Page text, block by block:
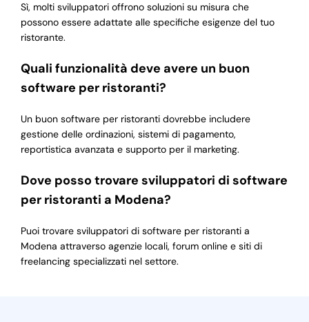
Sì, molti sviluppatori offrono soluzioni su misura che
possono essere adattate alle specifiche esigenze del tuo
ristorante.
Quali funzionalità deve avere un buon
software per ristoranti?
Un buon software per ristoranti dovrebbe includere
gestione delle ordinazioni, sistemi di pagamento,
reportistica avanzata e supporto per il marketing.
Dove posso trovare sviluppatori di software
per ristoranti a Modena?
Puoi trovare sviluppatori di software per ristoranti a
Modena attraverso agenzie locali, forum online e siti di
freelancing specializzati nel settore.